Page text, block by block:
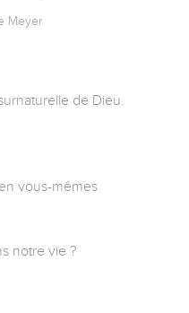
Meyer
de Dieu.
vous-mêmes
notre vie ?